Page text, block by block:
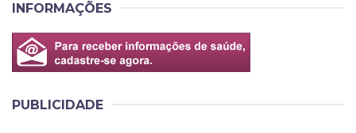
INFORMAÇÕES
PUBLICIDADE